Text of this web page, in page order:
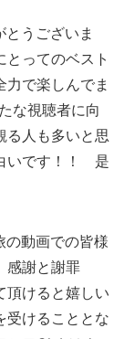
うございま
ってのベスト
で楽しんでま
な視聴者に向
る人も多いと思
いです！！ 是
動画での皆様
感謝と謝罪
頂けると嬉しい
受けることとな